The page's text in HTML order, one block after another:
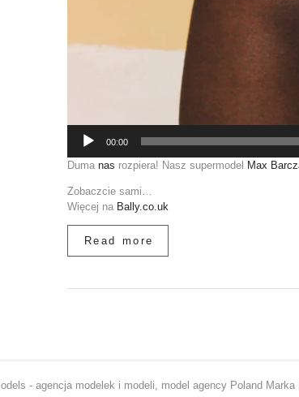
00:00
Duma nas rozpiera! Nasz supermodel Max
Zobaczcie sami…
Więcej na Bally.co.uk
Read more
- agencja modelek i modeli, model agency Poland